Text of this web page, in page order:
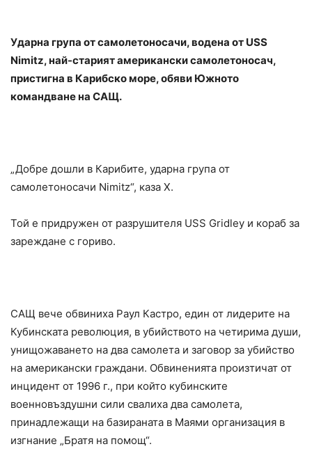
Ударна група от самолетоносачи, водена от USS
Nimitz, най-старият американски самолетоносач,
пристигна в Карибско море, обяви Южното
командване на САЩ.
„Добре дошли в Карибите, ударна група от
самолетоносачи Nimitz“, каза X.
Той е придружен от разрушителя USS Gridley и кораб за
зареждане с гориво.
САЩ вече обвиниха Раул Кастро, един от лидерите на
Кубинската революция, в убийството на четирима души,
унищожаването на два самолета и заговор за убийство
на американски граждани. Обвиненията произтичат от
инцидент от 1996 г., при който кубинските
военновъздушни сили свалиха два самолета,
принадлежащи на базираната в Маями организация в
изгнание „Братя на помощ“.